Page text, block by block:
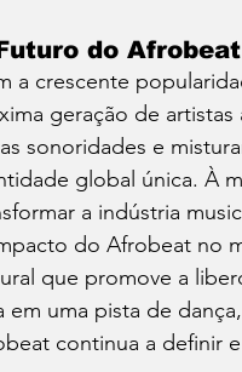
do Afrobeat
a crescente
geração de
sonoridades e
global única. À
a indústria
do Afrobeat no
que promove a
em uma pista de
continua a definir